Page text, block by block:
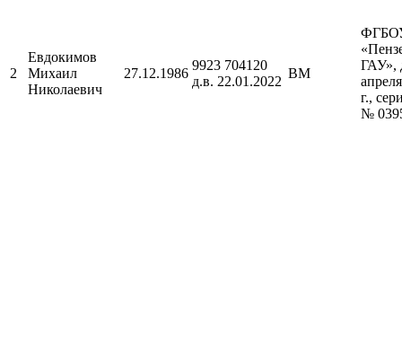
2
Евдокимов
Михаил
Николаевич
27.12.1986
9923 704120
д.в. 22.01.2022
BМ
ГАУ»,
г.,
№